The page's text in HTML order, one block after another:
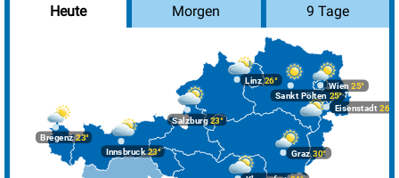
Heute Morgen 9 Tage
Bregenz23°
Graz30°
Innsbruck23°
Linz26°
Salzburg23°
Wien 25°
Eisenstadt 26°
Sankt Pölten 25°